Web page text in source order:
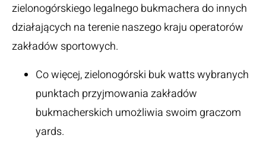
zielonogórskiego legalnego bukmachera do innych
działających na terenie naszego kraju operatorów
zakładów sportowych.
Co więcej, zielonogórski buk watts wybranych
punktach przyjmowania zakładów
bukmacherskich umożliwia swoim graczom
yards.